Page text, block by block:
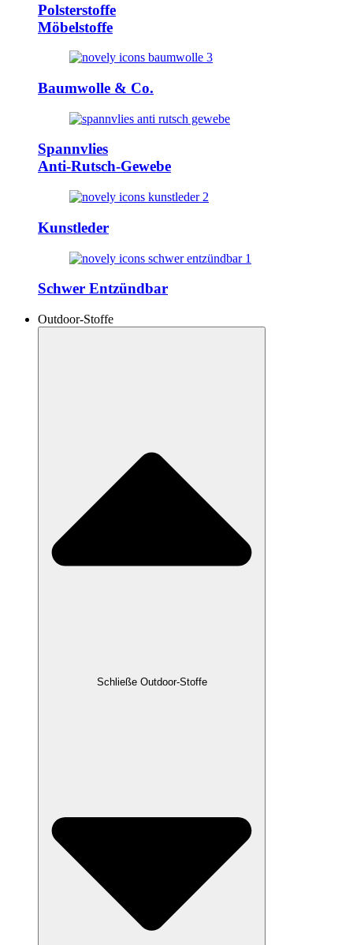
Polsterstoffe
Möbelstoffe
Baumwolle & Co.
Spannvlies
Anti-Rutsch-Gewebe
Kunstleder
Schwer Entzündbar
Outdoor-Stoffe
Schließe Outdoor-Stoffe